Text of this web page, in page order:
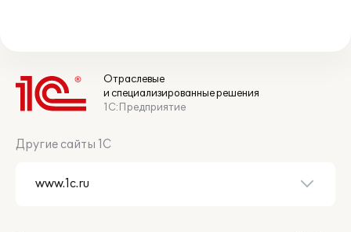
Отраслевые
и специализированные решения
1С:Предприятие
Другие сайты 1С